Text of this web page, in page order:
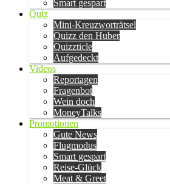
Smart gespart
Quiz
Mini-Kreuzworträtsel
Quizz den Huber
Quizzticle
Aufgedeckt
Videos
Reportagen
Fragenbot
Wein doch
MoneyTalks
Promotionen
Gute News
Flugmodus
Smart gespart
Reise-Glück
Meat & Greet